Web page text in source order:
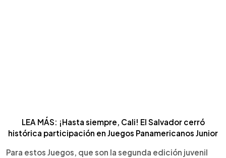
LEA MÁS: ¡Hasta siempre, Cali! El Salvador cerró
histórica participación en Juegos Panamericanos Junior
Para estos Juegos, que son la segunda edición juvenil